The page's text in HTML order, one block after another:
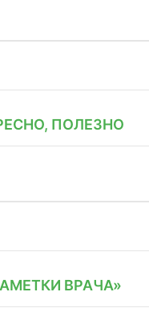
ПОЛЕЗНО
ВРАЧА»